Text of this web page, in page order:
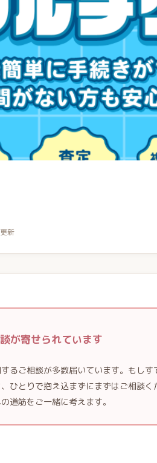
新
が寄せられています
るご相談が多数届いています。もしす
ひとりで抱え込まずにまずはご相談
道筋をご一緒に考えます。